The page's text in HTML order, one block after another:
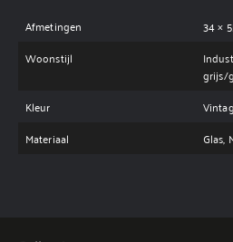
Afmetingen
34 ×
Woonstijl
grijs/
Kleur
Materiaal
Glas,